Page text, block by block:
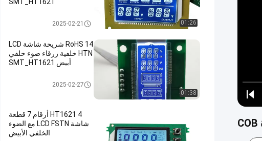
Play
0%
01:26 شاشة LCD ذات 7 شرائح
2025-02-21
01:38
RoHS 14 شريحة شاشة LCD
HTN خلفية زرقاء ضوء خلفي
أبيض SMT_HT1621
شاشة LCD ذات 7 شرائح
2025-02-27
HT1621 4 أرقام 7 قطعة
شاشة LCD FSTN مع الضوء
الخلفي الأبيض